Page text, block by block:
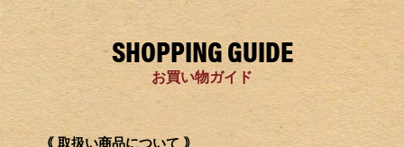
SHOPPING GUIDE
お買い物ガイド
｟ 取扱い商品について ｠